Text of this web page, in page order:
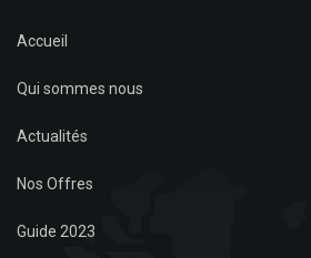
Accueil
Qui sommes nous
Actualités
Nos Offres
Guide 2023